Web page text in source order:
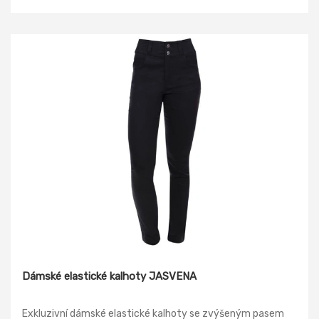
Dámské elastické kalhoty JASVENA
Exkluzivní dámské elastické kalhoty se zvýšeným pasem